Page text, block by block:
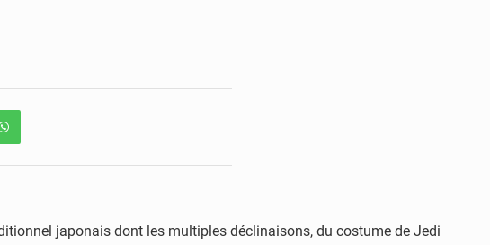
japonais dont les multiples déclinaisons, du costume de Jedi